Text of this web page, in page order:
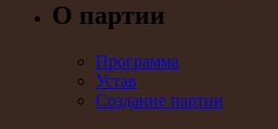
О партии
Программа
Устав
Создание партии